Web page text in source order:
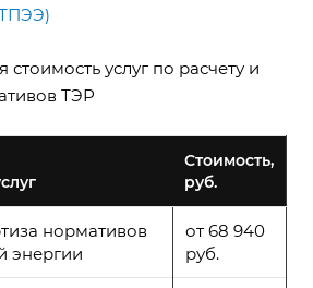
услуг по расчету и
ТЭР
Стоимость,
руб.
нормативов
энергии
от 68 940
руб.